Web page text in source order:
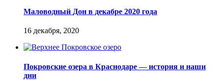
Маловодный Дон в декабре 2020 года
Покровские озера в Краснодаре — история и наши
дни